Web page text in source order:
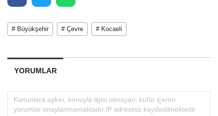
# Büyükşehir # Çevre # Kocaeli
YORUMLAR